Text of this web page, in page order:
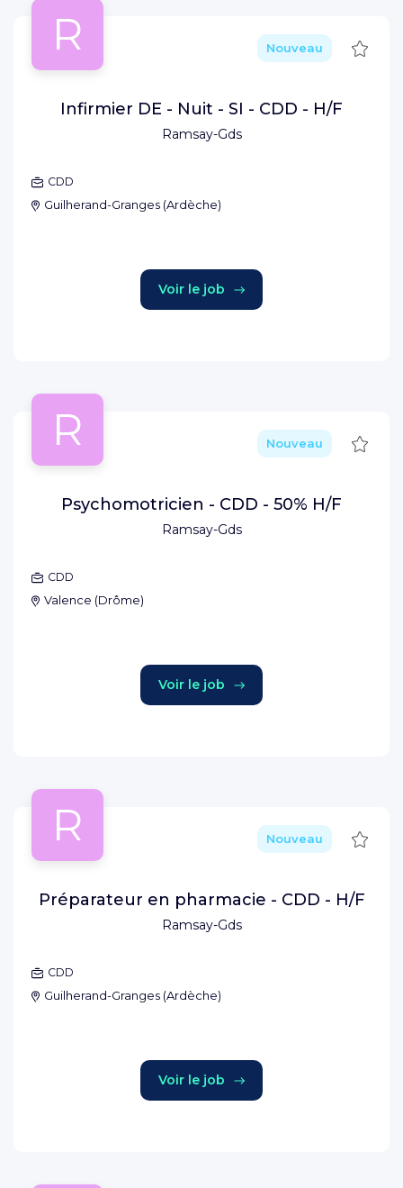
R
Ramsay-Gds
Nouveau
Infirmier DE - Nuit - SI - CDD - H/F
CDD
Guilherand-Granges (Ardèche)
Voir le job
R
Ramsay-Gds
Nouveau
Psychomotricien - CDD - 50% H/F
CDD
Valence (Drôme)
Voir le job
R
Ramsay-Gds
Nouveau
Préparateur en pharmacie - CDD - H/F
CDD
Guilherand-Granges (Ardèche)
Voir le job